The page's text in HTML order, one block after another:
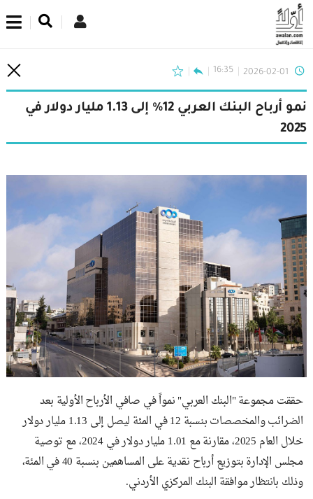
2026-02-01
16:35
نمو أرباح البنك العربي 12% إلى 1.13 مليار دولار في
2025
حققت مجموعة "البنك العربي" نمواً في صافي الأرباح الأولية بعد
الضرائب والمخصصات بنسبة 12 في المئة ليصل إلى 1.13 مليار دولار
خلال العام 2025، مقارنة مع 1.01 مليار دولار في 2024، مع توصية
مجلس الإدارة بتوزيع أرباح نقدية على المساهمين بنسبة 40 في المئة،
وذلك بانتظار موافقة البنك المركزي الأردني.
اشترك في نشرتنا الإخبارية